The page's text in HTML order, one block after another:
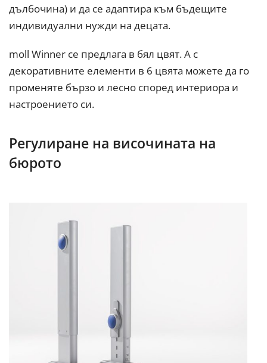
дълбочина) и да се адаптира към бъдещите
индивидуални нужди на децата.
moll Winner се предлага в бял цвят. А с
декоративните елементи в 6 цвята можете да го
променяте бързо и лесно според интериора и
настроението си.
Регулиране на височината на
бюрото